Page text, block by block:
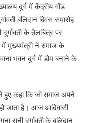
दुर्ग में केंद्रीय गोंड
बलिदान दिवस समारोह
के तैलचित्र पर
में मुख्यमंत्री ने समाज के
भवन दुर्ग में डोम बनाने के
हुए कहा कि जो समाज अपने
जाता है। आज आदिवासी
रानी दुर्गावती के बलिदान